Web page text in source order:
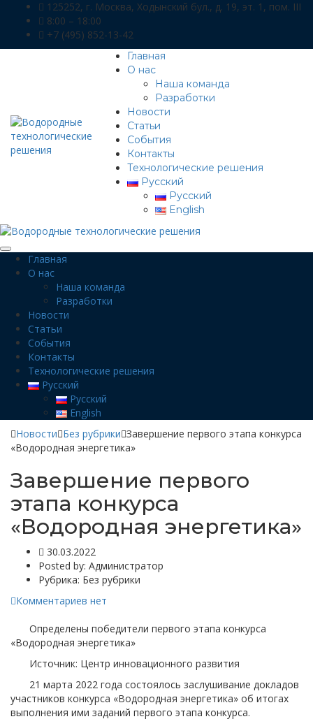
125252, г. Москва, Ходынский бул., д. 19, эт. 1, пом. III
8:00 – 18:00
+7 (495) 852-13-42
Главная
О нас
Наша команда
Разработки
Новости
Статьи
События
Контакты
Технологические решения
Русский
Русский
English
Главная
О нас
Наша команда
Разработки
Новости
Статьи
События
Контакты
Технологические решения
Русский
Русский
English
Новости Без рубрики Завершение первого этапа конкурса
«Водородная энергетика»
Завершение первого
этапа конкурса
«Водородная энергетика»
30.03.2022
Posted by: Администратор
Рубрика: Без рубрики
Комментариев нет
Определены победители первого этапа конкурса
«Водородная энергетика»
Источник: Центр инновационного развития
21 марта 2022 года состоялось заслушивание докладов
участников конкурса «Водородная энергетика» об итогах
выполнения ими заданий первого этапа конкурса.